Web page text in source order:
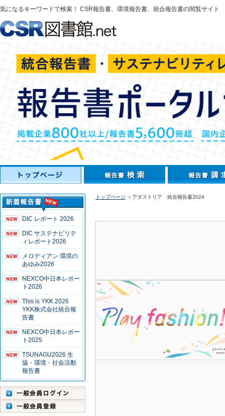
気になるキーワードで検索！ CSR報告書、環境報告書、統合報告書の閲覧サイト
DIC レポート 2026
DIC サステナビリテ
ィレポート2026
メロディアン 環境の
あゆみ2026
NEXCO中日本レポー
ト2026
This is YKK 2026
YKK株式会社統合報
告書
NEXCO中日本レポー
ト2025
TSUNAGU2026 生
協・環境・社会活動
報告書
トップページ ＞アダストリア 統合報告書2024